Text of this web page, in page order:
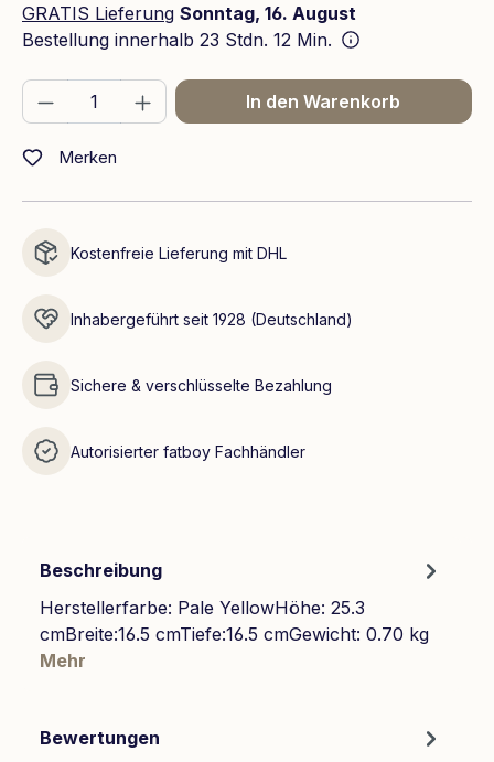
GRATIS Lieferung Sonntag, 16. August
Bestellung innerhalb 23 Stdn. 12 Min.
Produkt Anzahl: Gib den gewünschten
In den Warenkorb
Merken
Kostenfreie Lieferung mit DHL
Inhabergeführt seit 1928 (Deutschland)
Sichere & verschlüsselte Bezahlung
Autorisierter fatboy Fachhändler
Beschreibung
Herstellerfarbe: Pale YellowHöhe: 25.3
cmBreite:16.5 cmTiefe:16.5 cmGewicht: 0.70 kg
Mehr
Bewertungen